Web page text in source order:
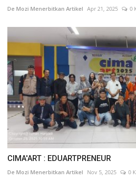
De Mozi Menerbitkan Artikel Apr 21, 2025 0
CIMA'ART : EDUARTPRENEUR
De Mozi Menerbitkan Artikel Nov 5, 2025 0